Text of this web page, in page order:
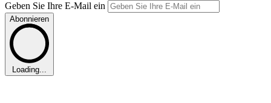
Geben Sie Ihre E-Mail ein
Abonnieren
Loading...